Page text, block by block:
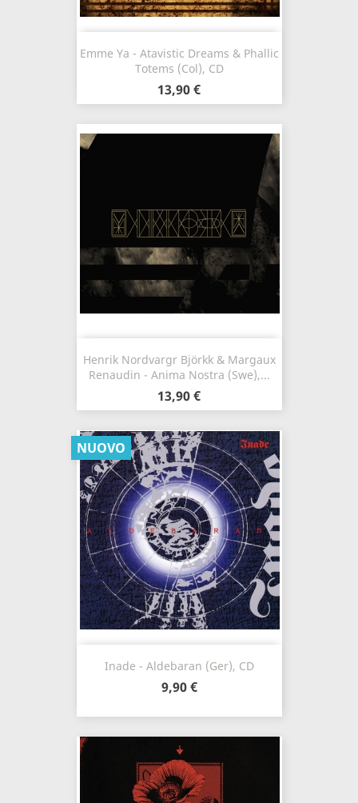
Emme Ya - Atavistic Dreams & Phallic
Totems (Col), CD
13,90 €
Henrik Nordvargr Björkk & Margaux
Renaudin - Anima Nostra (Swe),...
13,90 €
Inade - Aldebaran (Ger), CD
9,90 €
NUOVO